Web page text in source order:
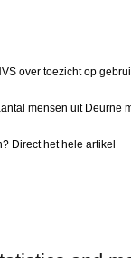
over toezicht op
mensen uit Deurne
Direct het hele artikel